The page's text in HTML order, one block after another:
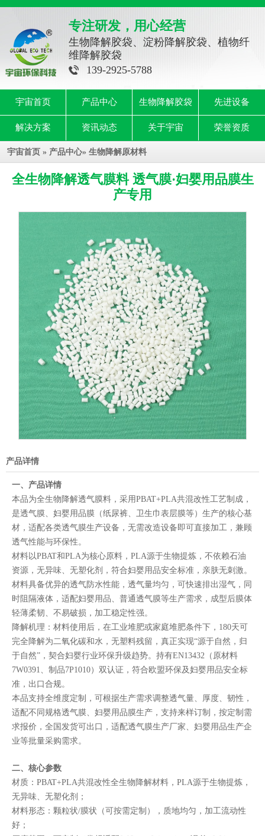
专注研发，用心经营
生物降解胶袋、淀粉降解胶袋、植物纤
维降解胶袋
139-2925-5788
宇宙首页 产品中心 生物降解胶袋 先进设备
解决方案 资讯动态 关于宇宙 荣誉资质
宇宙首页 » 产品中心» 生物降解原材料
全生物降解透气膜料 透气膜·妇婴用品膜生
产专用
产品详情
一、产品详情
本品为全生物降解透气膜料，采用PBAT+PLA共混改性工艺制成，
是透气膜、妇婴用品膜（纸尿裤、卫生巾表层膜等）生产的核心基
材，适配各类透气膜生产设备，无需改造设备即可直接加工，兼顾
透气性能与环保性。
材料以PBAT和PLA为核心原料，PLA源于生物提炼，不依赖石油
资源，无异味、无塑化剂，符合妇婴用品安全标准，亲肤无刺激。
材料具备优异的透气防水性能，透气量均匀，可快速排出湿气，同
时阻隔液体，适配妇婴用品、普通透气膜等生产需求，成型后膜体
轻薄柔韧、不易破损，加工稳定性强。
降解机理：材料使用后，在工业堆肥或家庭堆肥条件下，180天可
完全降解为二氧化碳和水，无塑料残留，真正实现“源于自然，归
于自然”，契合妇婴行业环保升级趋势。持有EN13432（原材料
7W0391、制品7P1010）双认证，符合欧盟环保及妇婴用品安全标
准，出口合规。
本品支持全维度定制，可根据生产需求调整透气量、厚度、韧性，
适配不同规格透气膜、妇婴用品膜生产，支持来样订制，按定制需
求报价，全国发货可出口，适配透气膜生产厂家、妇婴用品生产企
业等批量采购需求。
二、核心参数
材质：PBAT+PLA共混改性全生物降解材料，PLA源于生物提炼，
无异味、无塑化剂；
材料形态：颗粒状/膜状（可按需定制），质地均匀，加工流动性
好；